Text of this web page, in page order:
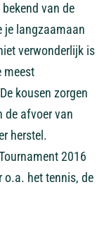
van de
je langzaamaan
verwonderlijk is
meest
kousen zorgen
de afvoer van
herstel.
2016
o.a. het tennis, de